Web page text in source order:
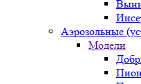
Аэрозольные
Модели